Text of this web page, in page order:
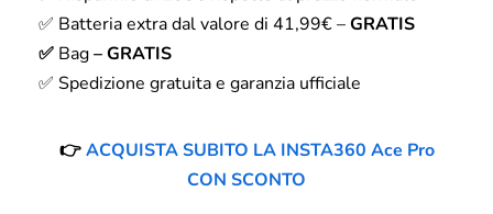
✅ Batteria extra dal valore di 41,99€ –GRATIS
✅ Bag– GRATIS
✅ Spedizione gratuita e garanzia ufficiale
👉ACQUISTA SUBITO LA INSTA360 Ace Pro
CON SCONTO